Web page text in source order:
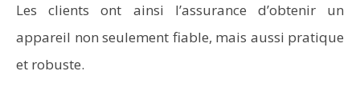
Les clients ont ainsi l’assurance d’obtenir un
appareil non seulement fiable, mais aussi pratique
et robuste.